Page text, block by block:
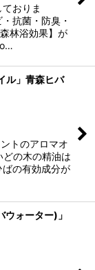
おりま
抗菌・防臭・
林浴効果】が
ル」青森ヒバ
トのアロマオ
の木の精油は
の有効成分が
ォーター)」